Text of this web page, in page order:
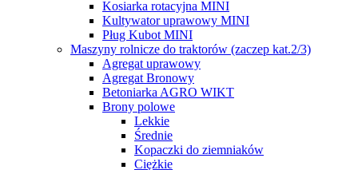
Kosiarka rotacyjna MINI
Kultywator uprawowy MINI
Pług Kubot MINI
Maszyny rolnicze do traktorów (zaczep kat.2/3)
Agregat uprawowy
Agregat Bronowy
Betoniarka AGRO WIKT
Brony polowe
Lekkie
Średnie
Kopaczki do ziemniaków
Ciężkie